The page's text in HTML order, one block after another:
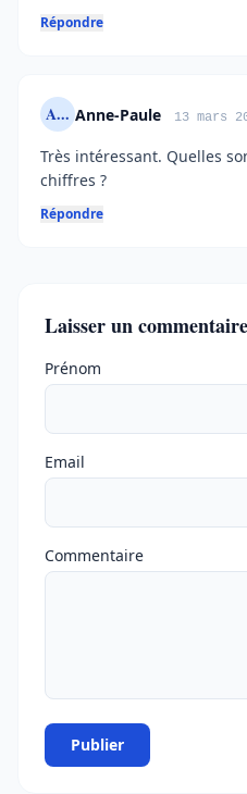
Répondre
A... Anne-Paule 13 mars
Très intéressant. Quelles
chiffres ?
Répondre
Laisser un commentaire
Ne pas remplir
Prénom
Email
Commentaire
Publier